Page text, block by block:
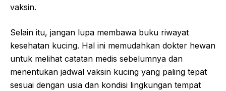
vaksin.
Selain itu, jangan lupa membawa buku riwayat
kesehatan kucing. Hal ini memudahkan dokter hewan
untuk melihat catatan medis sebelumnya dan
menentukan jadwal vaksin kucing yang paling tepat
sesuai dengan usia dan kondisi lingkungan tempat